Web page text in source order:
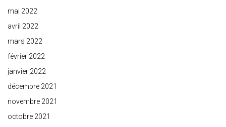
mai 2022
avril 2022
mars 2022
février 2022
janvier 2022
décembre 2021
novembre 2021
octobre 2021